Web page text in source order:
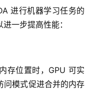
进行机器学习任务的
一步提高性能：
存位置时，GPU 可实
问模式促进合并的内存